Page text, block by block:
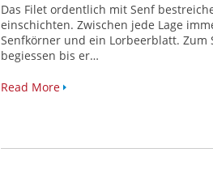
Das Filet ordentlich mit Senf
einschichten. Zwischen jede Lage
Senfkörner und ein Lorbeerblatt. Zum
begiessen bis er…
Read More